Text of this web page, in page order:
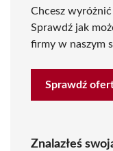
Chcesz
Sprawdź jak
firmy w naszym
Sprawdź
Znalazłeś